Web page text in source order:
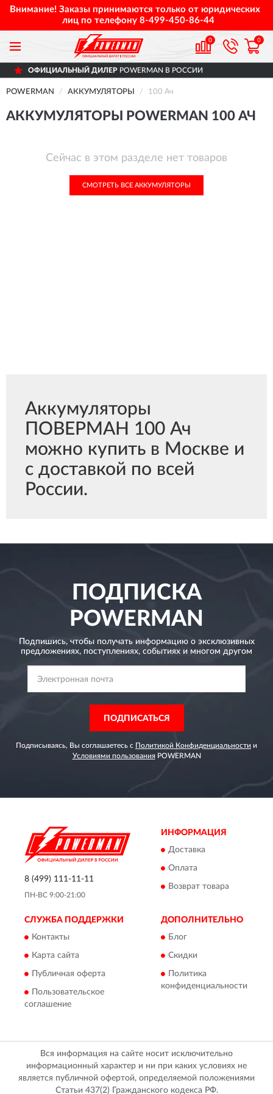
Внимание! Заказы принимаются только от юридических
лиц по телефону 8-499-450-86-44
0 0
ОФИЦИАЛЬНЫЙ ДИЛЕР POWERMAN В РОССИИ
POWERMAN АККУМУЛЯТОРЫ 100 Ач
АККУМУЛЯТОРЫ POWERMAN 100 АЧ
Сейчас в этом разделе нет товаров
СМОТРЕТЬ ВСЕ АККУМУЛЯТОРЫ
Аккумуляторы
ПОВЕРМАН 100 Ач
можно купить в Москве и
с доставкой по всей
России.
ПОДПИСКА
POWERMAN
Подпишись, чтобы получать информацию о эксклюзивных
предложениях, поступлениях, событиях и многом другом
ПОДПИСАТЬСЯ
Подписываясь, Вы соглашаетесь с Политикой Конфиденциальности и
Условиями пользованияPOWERMAN
8 (499) 111-11-11
ПН-ВС 9:00-21:00
ИНФОРМАЦИЯ
Доставка
Оплата
Возврат товара
СЛУЖБА ПОДДЕРЖКИ
Контакты
Карта сайта
Публичная оферта
Пользовательское
соглашение
ДОПОЛНИТЕЛЬНО
Блог
Скидки
Политика
конфиденциальности
Вся информация на сайте носит исключительно
информационный характер и ни при каких условиях не
является публичной офертой, определяемой положениями
Статьи 437(2) Гражданского кодекса РФ.